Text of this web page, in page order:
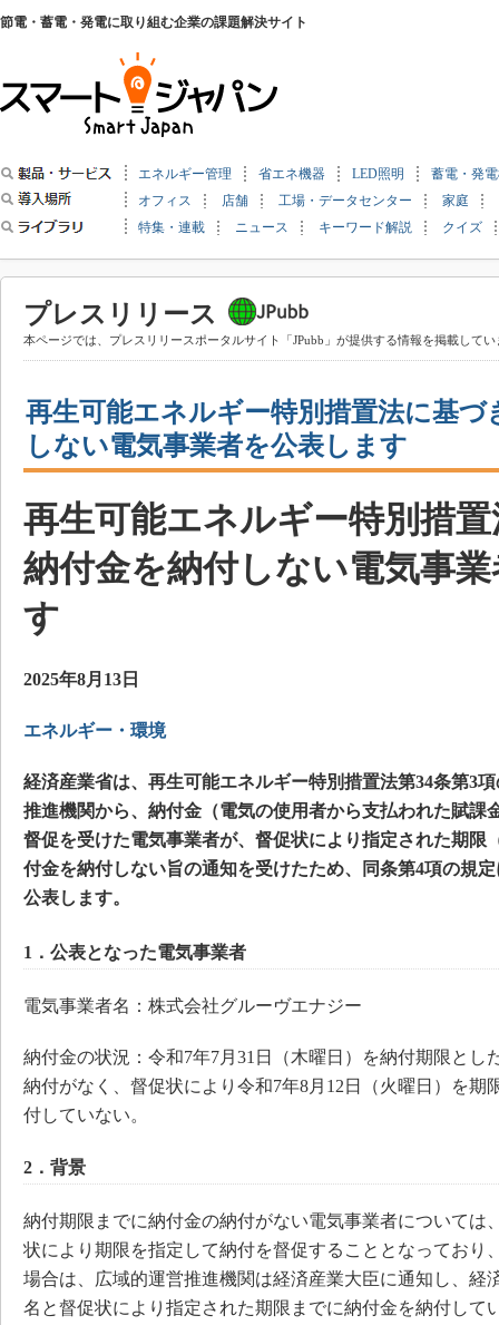
節電・蓄電・発電に取り組む企業の課題解決サイト
エネルギー管理 省エネ機器 LED照明
蓄電・発
オフィス
店舗 工場・データセンター
家庭
特集・連載
ニュース キーワード解説 クイズ
プレスリリース
本ページでは、プレスリリースポータルサイト「JPubb」が提供する情報を掲載してい
再生可能エネルギー特別措置法に基づ
しない電気事業者を公表します
再生可能エネルギー特別措
納付金を納付しない電気事
す
2025年8月13日
エネルギー・環境
経済産業省は、再生可能エネルギー特別措置法第34条第3
推進機関から、納付金（電気の使用者から支払われた賦課
督促を受けた電気事業者が、督促状により指定された期限
付金を納付しない旨の通知を受けたため、同条第4項の規
公表します。
1．公表となった電気事業者
電気事業者名：株式会社グルーヴエナジー
納付金の状況：令和7年7月31日（木曜日）を納付期限とし
納付がなく、督促状により令和7年8月12日（火曜日）を期
付していない。
2．背景
納付期限までに納付金の納付がない電気事業者については
状により期限を指定して納付を督促することとなっており
場合は、広域的運営推進機関は経済産業大臣に通知し、経
名と督促状により指定された期限までに納付金を納付して